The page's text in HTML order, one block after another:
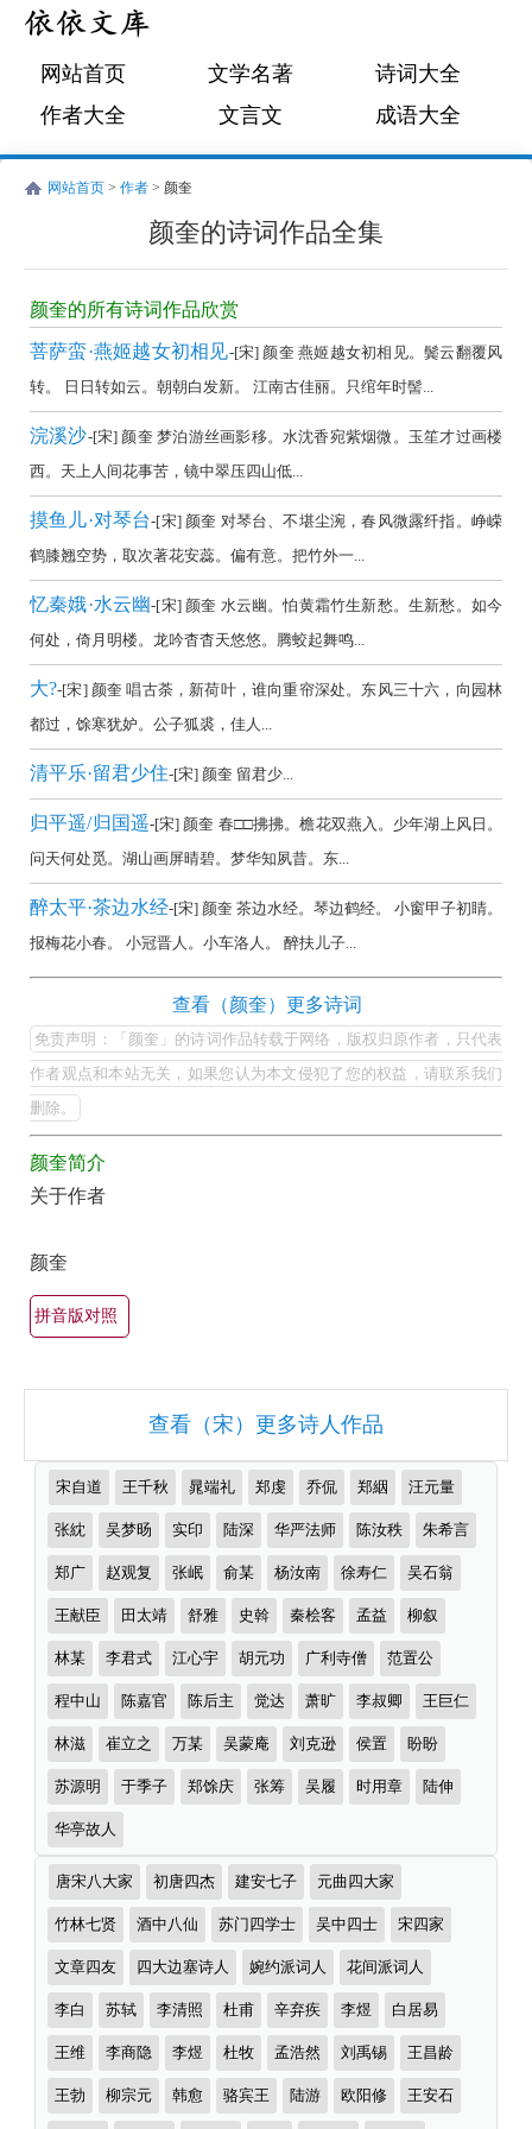
网站首页 文学名著
诗词大全
作者大全
文言文 成语大全
网站首页 > 作者 > 颜奎
颜奎的诗词作品全集
颜
奎
的
诗
词
作
品
全
集
欣
赏
（全
部
所
有
集
锦）-
古
诗
词
大
颜奎的所有诗词作品欣赏
菩萨蛮·燕姬越女初相见-[宋] 颜奎 燕姬越女初相见。鬓云翻覆风
转。 日日转如云。朝朝白发新。 江南古佳丽。只绾年时髻...
浣溪沙-[宋] 颜奎 梦泊游丝画影移。水沈香宛紫烟微。玉笙才过画楼
西。天上人间花事苦，镜中翠压四山低...
摸鱼儿·对琴台-[宋] 颜奎 对琴台、不堪尘涴，春风微露纤指。峥嵘
鹤膝翘空势，取次著花安蕊。偏有意。把竹外一...
忆秦娥·水云幽-[宋] 颜奎 水云幽。怕黄霜竹生新愁。生新愁。如今
何处，倚月明楼。龙吟杳杳天悠悠。腾蛟起舞鸣...
大?-[宋] 颜奎 唱古荼，新荷叶，谁向重帘深处。东风三十六，向园林
都过，馀寒犹妒。公子狐裘，佳人...
清平乐·留君少住-[宋] 颜奎 留君少...
归平遥/归国遥-[宋] 颜奎 春□□拂拂。檐花双燕入。少年湖上风日。
问天何处觅。湖山画屏晴碧。梦华知夙昔。东...
醉太平·茶边水经-[宋] 颜奎 茶边水经。琴边鹤经。 小窗甲子初睛。
报梅花小春。 小冠晋人。小车洛人。 醉扶儿子...
奎
的
最
美
最
有
古
诗
词
选
首）
查看（颜奎）更多诗词
免责声明：「颜奎」的诗词作品转载于网络，版权归原作者，只代表
作者观点和本站无关，如果您认为本文侵犯了您的权益，请联系我们
删除。
颜奎简介
关于作者
颜奎
拼音版对照
查看（宋）更多诗人作品
推
荐
作
者
宋自道 王千秋 晁端礼 郑虔 乔侃 郑絪 汪元量
张紞 吴梦旸 实印 陆深 华严法师 陈汝秩 朱希言
郑广 赵观复 张岷 俞某 杨汝南 徐寿仁 吴石翁
王献臣 田太靖 舒雅 史斡 秦桧客 孟益 柳叙
林某 李君式 江心宇 胡元功 广利寺僧 范置公
程中山 陈嘉官 陈后主 觉达 萧旷 李叔卿 王巨仁
林滋 崔立之 万某 吴蒙庵 刘克逊 侯置 盼盼
苏源明 于季子 郑馀庆 张筹 吴履 时用章 陆伸
华亭故人
诗
词
分
类
唐宋八大家 初唐四杰 建安七子 元曲四大家
竹林七贤 酒中八仙 苏门四学士 吴中四士 宋四家
文章四友 四大边塞诗人 婉约派词人 花间派词人
李白 苏轼 李清照 杜甫 辛弃疾 李煜 白居易
王维 李商隐 李煜 杜牧 孟浩然 刘禹锡 王昌龄
王勃 柳宗元 韩愈 骆宾王 陆游 欧阳修 王安石